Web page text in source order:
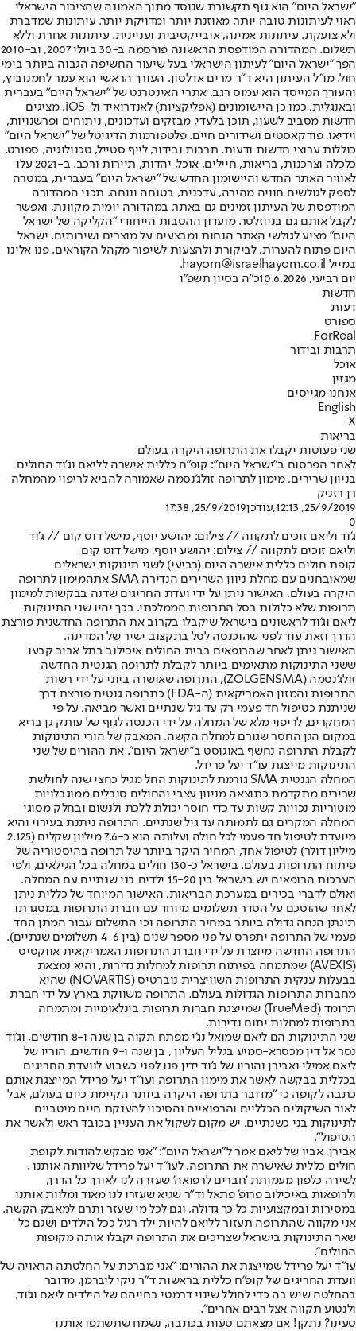
"ישראל היום" הוא גוף תקשורת שנוסד מתוך האמונה שהציבור הישראלי
ראוי לעיתונות טובה יותר, מאוזנת יותר ומדויקת יותר. עיתונות שמדברת
ולא צועקת. עיתונות אמינה, אובייקטיבית ועניינית. עיתונות אחרת וללא
תשלום. המהדורה המודפסת הראשונה פורסמה ב-30 ביולי 2007, וב-2010
הפך "ישראל היום" לעיתון הישראלי בעל שיעור החשיפה הגבוה ביותר בימי
חול. מו"ל העיתון היא ד"ר מרים אדלסון. העורך הראשי הוא עמר לחמנוביץ,
והעורך המייסד הוא עמוס רגב. אתרי האינטרנט של "ישראל היום" בעברית
ובאנגלית, כמו כן היישומונים (אפליקציות) לאנדרואיד ול-iOS, מציגים
חדשות מסביב לשעון, תוכן בלעדי, מבזקים ועדכונים, ניתוחים ופרשנויות,
וידיאו, פודקאסטים ושידורים חיים. פלטפורמות הדיגיטל של "ישראל היום"
כוללות ערוצי חדשות ודעות, תרבות ובידור, לייף סטייל, טכנולוגיה, ספורט,
כלכלה וצרכנות, בריאות, חיילים, אוכל, יהדות, תיירות ורכב. ב-2021 עלו
לאוויר האתר החדש והיישומון החדש של "ישראל היום" בעברית, במטרה
לספק לגולשים חוויה מהירה, עדכנית, בטוחה ונוחה. תכני המהדורה
המודפסת של העיתון זמינים גם באתר, במהדורה יומית מקוונת, ואפשר
לקבל אותם גם בניוזלטר. מועדון ההטבות הייחודי "הקליקה של ישראל
היום" מציע לגולשי האתר הנחות ומבצעים על מוצרים ושירותים. ישראל
היום פתוח להערות, לביקורת ולהצעות לשיפור מקהל הקוראים. פנו אלינו
במייל hayom@israelhayom.co.il.
יום רביעי, 10.6.2026
כ"ה בסיון תשפ"ו
חדשות
דעות
ספורט
ForReal
תרבות ובידור
אוכל
מגזין
אנחנו מגייסים
English
X
בריאות
שני פעוטות יקבלו את התרופה היקרה בעולם
לאחר הפרסום ב"ישראל היום": קופ"ח כללית אישרה לליאם וג'וד החולים
בניוון שרירים, מימון לתרופה זולג'נסמה שאמורה להביא לריפוי מהמחלה
רן רזניק
25/9/2019, 12:13
,עודכן25/9/2019, 17:38
0
ג'וד וליאם זוכים לתקווה // צילום: יהושע יוסף, מישל דוט קום // ג'וד
וליאם זוכים לתקווה // צילום: יהושע יוסף, מישל דוט קום
קופת חולים כללית אישרה היום (רביעי) לשני תינוקות ישראלים
שמאובחנים עם מחלת ניוון השרירים הנדירה SMA את
המימון לתרופה
היקרה בעולם. האישור ניתן על ידי ועדת החריגים שדנה בבקשות למימון
תרופות שלא כלולות בסל התרופות הממלכתי. בכך יהיו שני התינוקות
ליאם וג'וד לראשונים בישראל שיקבלו בקרוב את התרופה החדשנית פורצת
הדרך וזאת עוד לפני שהוכנסה לסל בתקצוב ישיר של המדינה.
האישור ניתן לאחר שהרופאים בבית החולים איכילוב בתל אביב קבעו
ששני התינוקות מתאימים ביותר לקבלת לתרופה הגנטית החדשה
זולג'נסמה (ZOLGENSMA), התרופה שאושרה ביוני על ידי רשות
התרופות והמזון האמריקאית (ה-FDA) כתרופה גנטית פורצת דרך
שניתנת כטיפול חד פעמי רק עד גיל שנתיים ואשר מביאה, על פי
המחקרים, לריפוי מלא של המחלה על ידי הכנסה לגוף של עותק גן בריא
במקום הגן החסר שגורם למחלה הקשה. המאבק של הורי התינוקות
לקבלת התרופה נחשף באוגוסט ב"ישראל היום". את ההורים של שני
התינוקות מייצגת עו"ד יעל פרידל.
המחלה הגנטית SMA גורמת לתינוקות החל מגיל כחצי שנה לחולשת
שרירים מתקדמת כתוצאה מניוון עצבי והחולים סובלים ממוגבלויות
מוטוריות נכויות קשות עד כדי חוסר יכולת ללכת ולנשום ובחלק מסוגי
המחלה המקרים גם לתמותה עד גיל שנתיים. התרופה ניתנת בעירוי והיא
מיועדת לטיפול חד פעמי לכל חולה ועלותה הוא כ-7.6 מיליון שקלים (2.125
מיליון דולר) לטיפול אחד, המחיר היקר ביותר של תרופה בהיסטוריה של
פיתוח התרופות בעולם. בישראל כ-130 חולים במחלה בכל הגילאים, ולפי
הערכות הרופאים יש בישראל בין 15-20 ילדים בני שנתיים עם המחלה.
ואולם לדברי בכירים במערכת הבריאות, האישור המיוחד של כללית ניתן
לאחר שהוסכם על הסדר תשלומים מיוחד עם חברת התרופות במסגרתו
תינתן הנחה גדולה ביותר במחיר התרופה וכי התשלום עבור המתן החד
פעמי של התרופה יתפרס על פני מספר שנים (בין 4-6 תשלומים שנתיים).
התרופה החדשה מיוצרת על ידי חברת התרופות האמריקאית אווקסיס
(AVEXIS) שמתמחה בפיתוח תרופות למחלות נדירות, והיא נמצאת
בבעלות ענקית התרופות השוויצרית נוברטיס (NOVARTIS) שהיא
מחברות התרופות הגדולות בעולם. התרופה משווקת בארץ על ידי חברת
תרומד (TrueMed) שמייצגת חברות תרופות בינלאומיות ומתמחה
בתרופות למחלות יתום נדירות.
שני התינוקות הם ליאם שמואל נג'י מפתח תקוה בן שנה ו-8 חודשים, וג'וד
נסר אל דין מכסרא-סמיע בגליל העליון , בן שנה ו-9 חודשים. הוריו של
ליאם אמילי ואבירן והוריו של ג'וד ידין פנו לפני כשבוע לוועדת החריגים
בכללית בבקשה לאשר את מימון התרופה ועו"ד יעל פרידל המייצגת אותם
כתבה לקופה כי "מדובר בתרופה היקרה ביותר הקיימת כיום בעולם, אבל
לאור השיקולים הכלליים והרפואיים והסיכוי להענקת חיים מיטביים
לתינוקות בני כשנתיים, יש מקום לשקול את העניין בכובד ראש ולאשר את
הטיפול".
אבירן, אביו של ליאם אמר ל"ישראל היום": "אני מבקש להודות לקופת
חולים כללית שאישרה את התרופה, לעו"ד יעל פרידל שליוותה אותנו ,
לשירה כלפון מעמותת 'חברים לרפואה' שעזרה לנו לאורך כל הדרך,
ולרופאות באיכילוב פרופ' פתאל וד"ר שגיא שעזרו לנו מאוד ומלוות אותנו
במסירות ובמקצועיות כל כך גדולה, וגם לכל מי שעזר ותרם למאבק הקשה.
אני מקווה שהתרופה תעזור לליאם להיות ילד רגיל ככל הילדים ושגם כל
שאר התינוקות בישראל שצריכים את התרופה יקבלו אותה מקופות
החולים".
עו״ד יעל פרידל שמייצגת את ההורים: "אני מברכת על החלטתה הראויה של
וועדת החריגים של קופ"ח כללית בראשות ד"ר ניקי ליברמן. מדובר
בהחלטה שיש בה כדי לחולל שינוי דרמטי בחייהם של הילדים ליאם וג'וד,
ולנטוע תקווה אצל רבים אחרים".
טעינו? נתקן! אם מצאתם טעות בכתבה, נשמח שתשתפו אותנו